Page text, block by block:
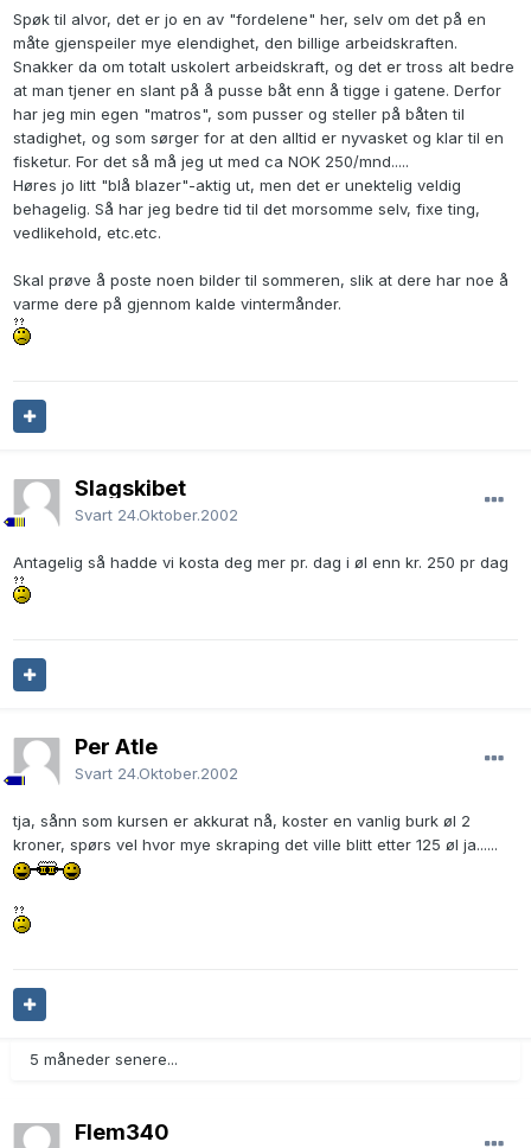
Spøk til alvor, det er jo en av "fordelene" her, selv om det på en
måte gjenspeiler mye elendighet, den billige arbeidskraften.
Snakker da om totalt uskolert arbeidskraft, og det er tross alt bedre
at man tjener en slant på å pusse båt enn å tigge i gatene. Derfor
har jeg min egen "matros", som pusser og steller på båten til
stadighet, og som sørger for at den alltid er nyvasket og klar til en
fisketur. For det så må jeg ut med ca NOK 250/mnd.....
Høres jo litt "blå blazer"-aktig ut, men det er unektelig veldig
behagelig. Så har jeg bedre tid til det morsomme selv, fixe ting,
vedlikehold, etc.etc.
Skal prøve å poste noen bilder til sommeren, slik at dere har noe å
varme dere på gjennom kalde vintermånder.
Slagskibet
Svart 24.Oktober.2002
Antagelig så hadde vi kosta deg mer pr. dag i øl enn kr. 250 pr dag
Per Atle
Svart 24.Oktober.2002
tja, sånn som kursen er akkurat nå, koster en vanlig burk øl 2
kroner, spørs vel hvor mye skraping det ville blitt etter 125 øl ja......
5 måneder senere...
Flem340